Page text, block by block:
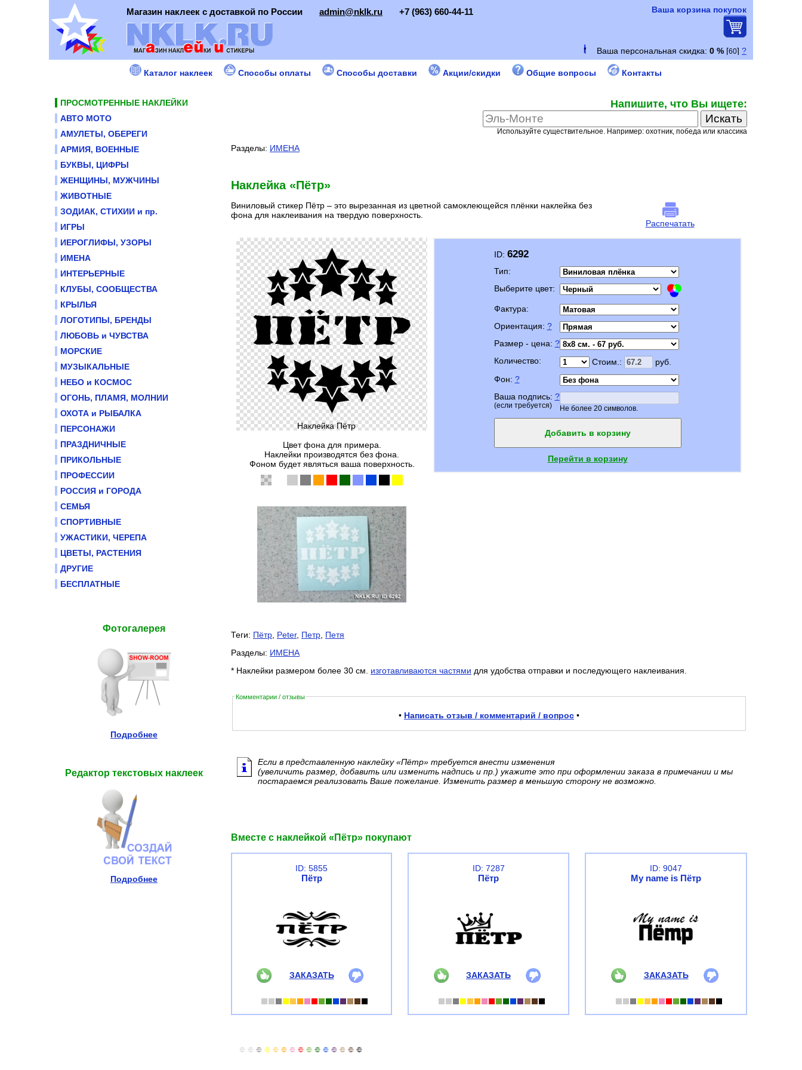
Магазин наклеек с доставкой по России admin@nklk.ru +7 (963) 660-44-11 Ваша корзина покупок
Каталог наклеек Способы оплаты Способы доставки Акции/скидки Общие вопросы Контакты
ПРОСМОТРЕННЫЕ НАКЛЕЙКИ
АВТО МОТО
АМУЛЕТЫ, ОБЕРЕГИ
АРМИЯ, ВОЕННЫЕ
БУКВЫ, ЦИФРЫ
ЖЕНЩИНЫ, МУЖЧИНЫ
ЖИВОТНЫЕ
ЗОДИАК, СТИХИИ и пр.
ИГРЫ
ИЕРОГЛИФЫ, УЗОРЫ
ИМЕНА
ИНТЕРЬЕРНЫЕ
КЛУБЫ, СООБЩЕСТВА
КРЫЛЬЯ
ЛОГОТИПЫ, БРЕНДЫ
ЛЮБОВЬ и ЧУВСТВА
МОРСКИЕ
МУЗЫКАЛЬНЫЕ
НЕБО и КОСМОС
ОГОНЬ, ПЛАМЯ, МОЛНИИ
ОХОТА и РЫБАЛКА
ПЕРСОНАЖИ
ПРАЗДНИЧНЫЕ
ПРИКОЛЬНЫЕ
ПРОФЕССИИ
РОССИЯ и ГОРОДА
СЕМЬЯ
СПОРТИВНЫЕ
УЖАСТИКИ, ЧЕРЕПА
ЦВЕТЫ, РАСТЕНИЯ
ДРУГИЕ
БЕСПЛАТНЫЕ
Фотогалерея
Подробнее
Редактор текстовых наклеек
Подробнее
Напишите, что Вы ищете:
Используйте существительное. Например: охотник, победа или классика
Разделы: ИМЕНА
Наклейка «Пётр»
Виниловый стикер Пётр – это вырезанная из цветной самоклеющейся плёнки наклейка без
фона для наклеивания на твердую поверхность.
Распечатать
Наклейка Пётр
Цвет фона для примера.
Наклейки производятся без фона.
Фоном будет являться ваша поверхность.
ID: 6292
Тип:
Выберите цвет:
Фактура:
Ориентация: ?
Размер - цена: ?
Количество:
Стоим.:
руб.
Фон: ?
Ваша подпись: ?
(если требуется) Не более 20 символов.
Добавить в корзину
Перейти в корзину
Теги: Пётр Peter, Петр Петя
Разделы: ИМЕНА
* Наклейки размером более 30 см. изготавливаются частями для удобства отправки и последующего наклеивания.
Комментарии / отзывы
• Написать отзыв / комментарий / вопрос •
Если в представленную наклейку «Пётр» требуется внести изменения
(увеличить размер, добавить или изменить надпись и пр.) укажите это при оформлении заказа в примечании и мы
постараемся реализовать Ваше пожелание. Изменить размер в меньшую сторону не возможно.
Вместе с наклейкой «Пётр» покупают
ID: 5855
Пётр
ЗАКАЗАТЬ
ID: 7287
Пётр
ЗАКАЗАТЬ
ID: 9047
My name is Пётр
ЗАКАЗАТЬ